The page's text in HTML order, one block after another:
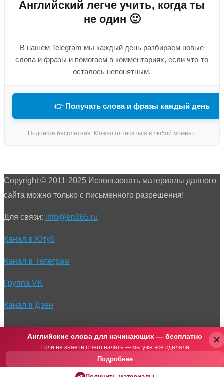
Английский легче учить, когда ты
не один 🙂
В нашем Telegram мы каждый день разбираем новые
слова и фразы и помогаем в комментариях, если что-то
осталось непонятным.
👉 Получать слова и фразы каждый день
Подписка бесплатная. Можно отписаться в любой момент.
Copyright © 2011-2025 Использовать материалы данного
сайта можно только с письменного разрешения!
Для связи: info@en365.ru
Канал в Ютуб
Канал в Телеграм
Группа VK
Канал в Дзен
Английские слова для начинающих — бесплатно
Если не знаете с чего начать — мы уже всё сделали
Подробнее